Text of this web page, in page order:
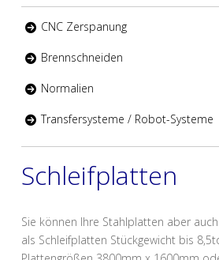
CNC Zerspanung
Brennschneiden
Normalien
Transfersysteme / Robot-Systeme
Schleifplatten
Sie können Ihre Stahlplatten aber auch
als Schleifplatten Stückgewicht bis